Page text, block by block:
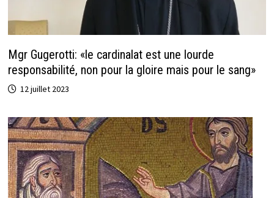
Mgr Gugerotti: «le cardinalat est une lourde
responsabilité, non pour la gloire mais pour le sang»
12 juillet 2023